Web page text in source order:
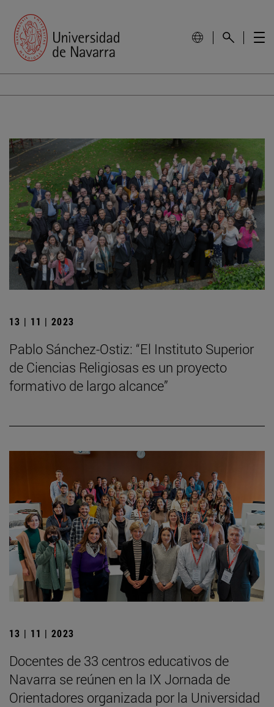
13 | 11 | 2023
Pablo Sánchez-Ostiz: “El Instituto Superior
de Ciencias Religiosas es un proyecto
formativo de largo alcance”
13 | 11 | 2023
Docentes de 33 centros educativos de
Navarra se reúnen en la IX Jornada de
Orientadores organizada por la Universidad